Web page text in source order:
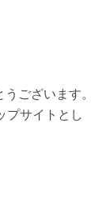
ございます。
プサイトとし